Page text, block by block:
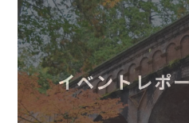
イベントレポ